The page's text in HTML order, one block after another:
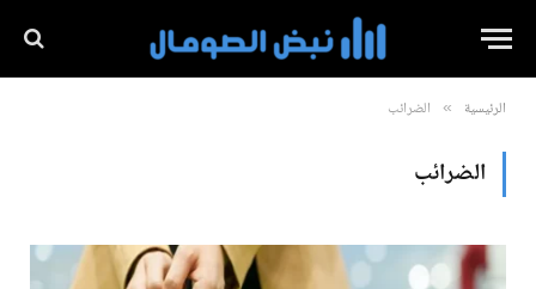
الرئيسية » الضرائب
الضرائب